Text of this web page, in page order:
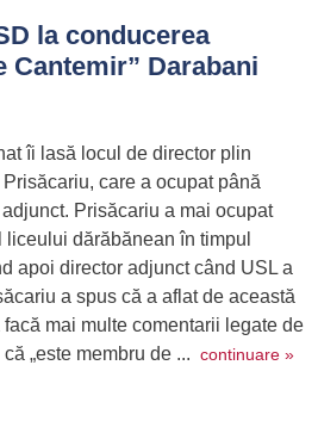
la conducerea
Cantemir” Darabani
îi lasă locul de director plin
care a ocupat până
Prisăcariu a mai ocupat
dărăbănean în timpul
apoi director adjunct când USL a
a spus că a aflat de această
mai multe comentarii legate de
„este membru de ... continuare »